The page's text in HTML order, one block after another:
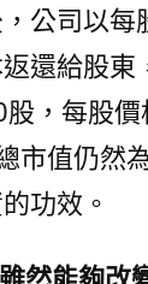
公司以每
還給股東
，每股價
市值仍然
功效。